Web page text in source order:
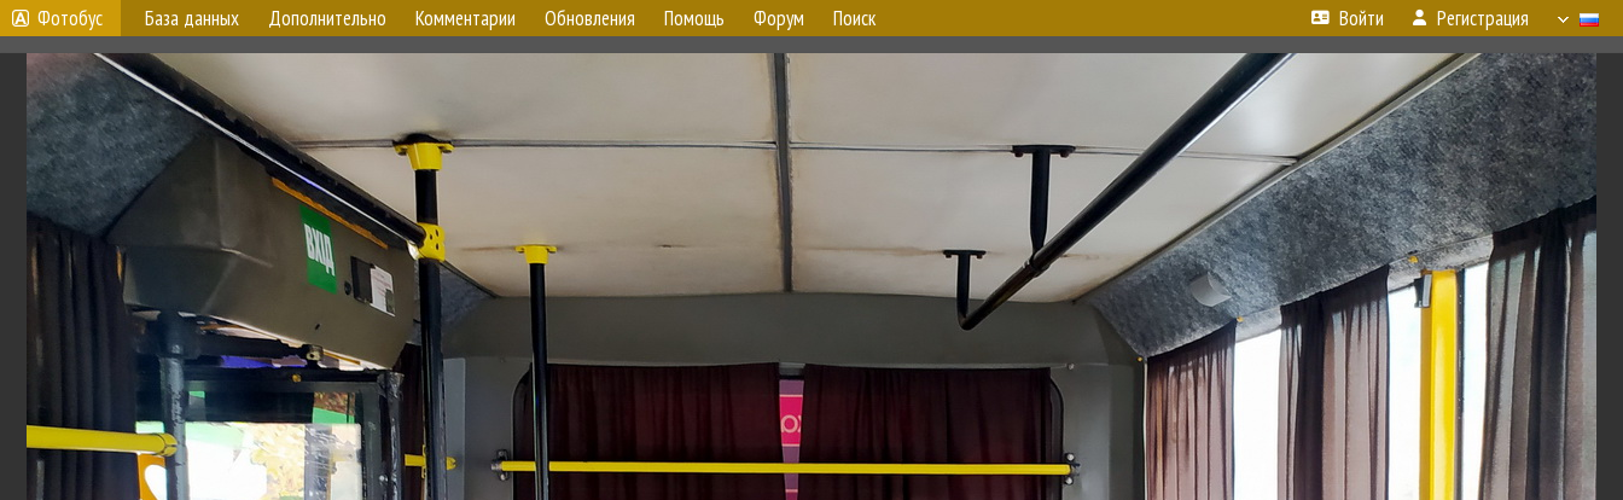
Фотобус База данных Дополнительно Комментарии Обновления Помощь Форум Поиск Войти Регистрация